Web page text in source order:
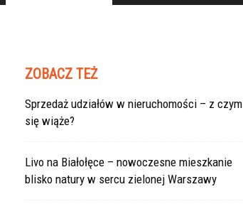
ZOBACZ TEŻ
Sprzedaż udziałów w nieruchomości – z czym
się wiąże?
Livo na Białołęce – nowoczesne mieszkanie
blisko natury w sercu zielonej Warszawy